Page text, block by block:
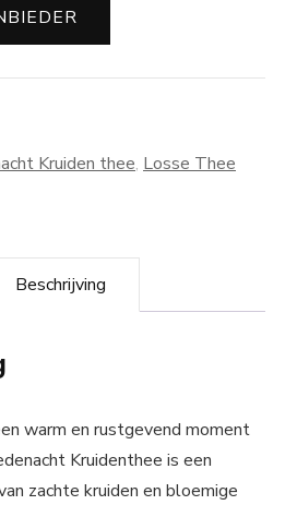
Kruiden thee, Losse Thee
Beschrijving
warm en rustgevend moment
Kruidenthee is een
zachte kruiden en bloemige